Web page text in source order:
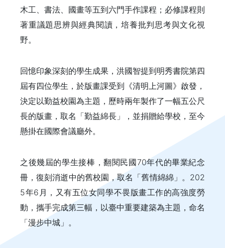
木工、書法、國畫等五到六門手作課程；必修課程則
著重議題思辨與經典閱讀，培養批判思考與文化視
野。
回憶印象深刻的學生成果，洪國智提到明秀書院第四
屆有四位學生，於版畫課受到《清明上河圖》啟發，
決定以勤益校園為主題，歷時兩年製作了一幅五公尺
長的版畫，取名「勤益綿長」，並捐贈給學校，至今
懸掛在國際會議廳外。
之後幾屆的學生接棒，翻閱民國70年代的畢業紀念
冊，復刻消逝中的舊校園，取名「舊情綿綿」。202
5年6月，又有五位女同學不畏版畫工作的高強度勞
動，攜手完成第三幅，以臺中重要建築為主題，命名
「漫步中城」。